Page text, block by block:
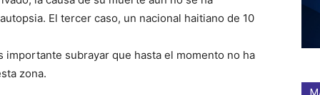
El tercer caso, un nacional haitiano de 10
subrayar que hasta el momento no ha
zona.